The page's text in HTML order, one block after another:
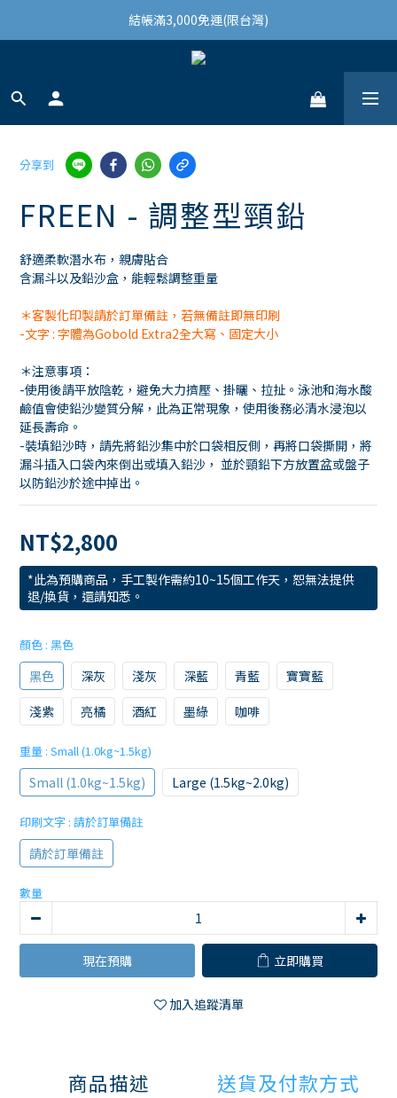
結帳滿3,000免運(限台灣)
結帳滿3,000免運(限台灣)
註冊會員領100購物金
分享到
FREEN - 調整型頸鉛
舒適柔軟潛水布，親膚貼合
含漏斗以及鉛沙盒，能輕鬆調整重量
＊客製化印製請於訂單備註，若無備註即無印刷
-文字 : 字體為Gobold Extra2全大寫、固定大小
＊注意事項：
-使用後請平放陰乾，避免大力擠壓、掛曬、拉扯。泳池和海水酸
鹼值會使鉛沙變質分解，此為正常現象，使用後務必清水浸泡以
延長壽命。
-裝填鉛沙時，請先將鉛沙集中於口袋相反側，再將口袋撕開，將
漏斗插入口袋內來倒出或填入鉛沙， 並於頸鉛下方放置盆或盤子
以防鉛沙於途中掉出。
NT$2,800
*此為預購商品，手工製作需約10~15個工作天，恕無法提供
退/換貨，還請知悉。
顏色 : 黑色
黑色 深灰 淺灰 深藍 青藍
寶寶藍
淺紫
亮橘 酒紅 墨綠 咖啡
重量 : Small (1.0kg~1.5kg)
Small (1.0kg~1.5kg) Large (1.5kg~2.0kg)
印刷文字 : 請於訂單備註
請於訂單備註
數量
現在預購 立即購買
加入追蹤清單
商品描述 送貨及付款方式